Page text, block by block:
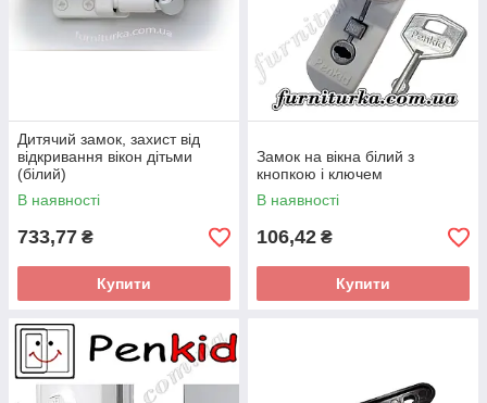
Дитячий замок, захист від
відкривання вікон дітьми
(білий)
В наявності
733,77 ₴
Купити
Замок на вікна білий з
кнопкою і ключем
В наявності
106,42 ₴
Купити